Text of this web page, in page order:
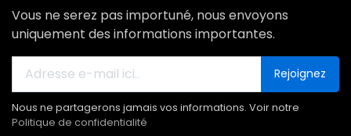
Vous ne serez pas importuné, nous envoyons
uniquement des informations importantes.
Rejoignez
Nous ne partagerons jamais vos informations. Voir notre
Politique de confidentialité